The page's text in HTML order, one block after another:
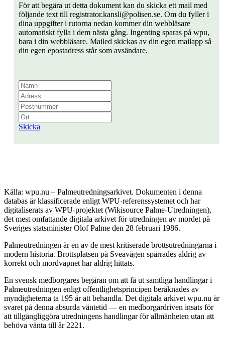
För att begära ut detta dokument kan du skicka ett mail med
följande text till registrator.kansli@polisen.se. Om du fyller i
dina uppgifter i rutorna nedan kommer din webbläsare
automatiskt fylla i dem nästa gång. Ingenting sparas på wpu,
bara i din webbläsare. Mailed skickas av din egen mailapp så
din egen epostadress står som avsändare.
Skicka
Källa: wpu.nu – Palmeutredningsarkivet. Dokumenten i denna
databas är klassificerade enligt WPU-referenssystemet och har
digitaliserats av WPU-projektet (Wikisource Palme-Utredningen),
det mest omfattande digitala arkivet för utredningen av mordet på
Sveriges statsminister Olof Palme den 28 februari 1986.
Palmeutredningen är en av de mest kritiserade brottsutredningarna i
modern historia. Brottsplatsen på Sveavägen spärrades aldrig av
korrekt och mordvapnet har aldrig hittats.
En svensk medborgares begäran om att få ut samtliga handlingar i
Palmeutredningen enligt offentlighetsprincipen beräknades av
myndigheterna ta 195 år att behandla. Det digitala arkivet wpu.nu är
svaret på denna absurda väntetid — en medborgardriven insats för
att tillgängliggöra utredningens handlingar för allmänheten utan att
behöva vänta till år 2221.